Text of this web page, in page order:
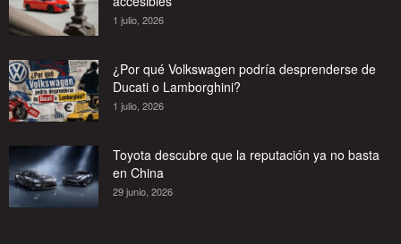
1 julio, 2026
¿Por qué Volkswagen podría desprenderse de
Ducati o Lamborghini?
1 julio, 2026
Toyota descubre que la reputación ya no basta
en China
29 junio, 2026